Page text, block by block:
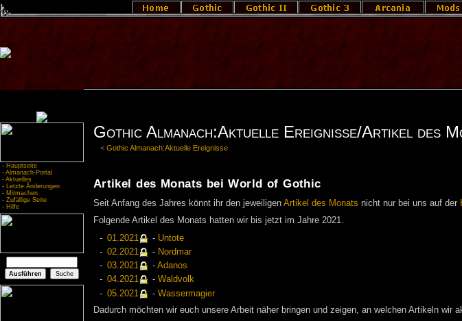
- Hauptseite
- Almanach-Portal
- Aktuelles
- Letzte Änderungen
- Mitmachen
- Zufällige Seite
- Hilfe
Gothic Almanach:Aktuelle Ereignisse/Artikel des
<Gothic Almanach:Aktuelle Ereignisse
Artikel des Monats bei World of Gothic
Seit Anfang des Jahres könnt ihr den jeweiligen Artikel des Monats nicht nur bei uns auf der
Folgende Artikel des Monats hatten wir bis jetzt im Jahre 2021.
01.2021
- Untote
02.2021
- Nordmar
03.2021
- Adanos
04.2021
- Waldvolk
05.2021
- Wassermagier
Dadurch möchten wir euch unsere Arbeit näher bringen und zeigen, an welchen Artikeln wir